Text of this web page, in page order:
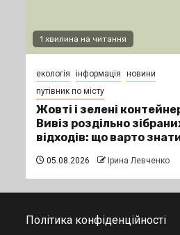
1 хвилина на читання
екологія інформація
новини
путівник по місту
Жовті і зелені
Вивіз роздільно
відходів: що варто
05.08.2026 Ірина Левченко
Політика конфіденційності